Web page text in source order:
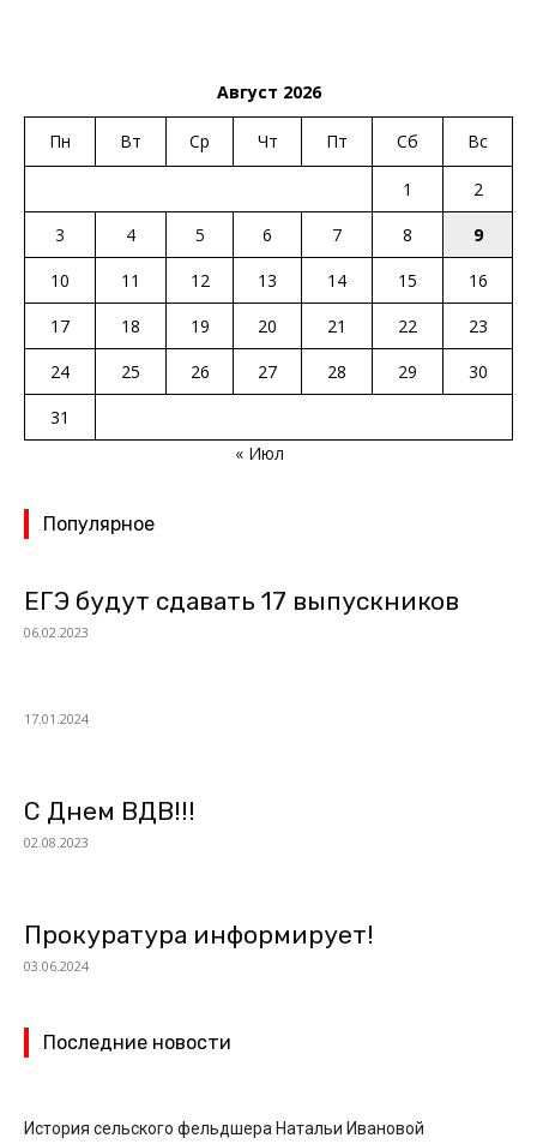
Август 2026
Пн Вт Ср Чт Пт Сб Вс
1
2
3
4 5 6 7 8
9
10
11 12 13 14 15
16
17
18 19 20 21 22
23
24
25 26 27 28 29
30
31
« Июл
Популярное
ЕГЭ будут сдавать 17 выпускников
06.02.2023
17.01.2024
С Днем ВДВ!!!
02.08.2023
Прокуратура информирует!
03.06.2024
Последние новости
История сельского фельдшера Натальи Ивановой